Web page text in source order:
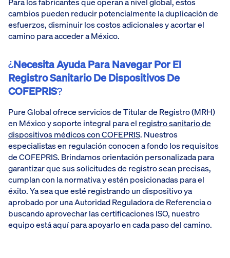
cambios pueden reducir potencialmente la duplicación de
esfuerzos, disminuir los costos adicionales y acortar el
camino para acceder a México.
¿Necesita Ayuda Para Navegar Por El
Registro Sanitario De Dispositivos De
COFEPRIS?
Pure Global ofrece servicios de Titular de Registro (MRH)
en México y soporte integral para el registro sanitario de
dispositivos médicos con COFEPRIS. Nuestros
especialistas en regulación conocen a fondo los requisitos
de COFEPRIS. Brindamos orientación personalizada para
garantizar que sus solicitudes de registro sean precisas,
cumplan con la normativa y estén posicionadas para el
éxito. Ya sea que esté registrando un dispositivo ya
aprobado por una Autoridad Reguladora de Referencia o
buscando aprovechar las certificaciones ISO, nuestro
equipo está aquí para apoyarlo en cada paso del camino.